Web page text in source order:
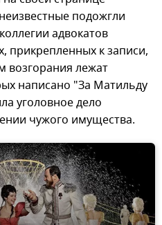
подожгли
адвокатов
прикрепленных к записи,
возгорания лежат
написано "За Матильду
уголовное дело
чужого имущества.